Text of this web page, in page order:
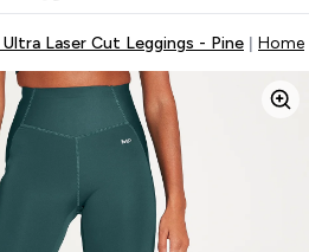
Home
Laser Cut Leggings - Pine